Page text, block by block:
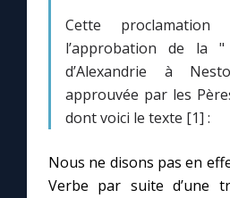
Avec Thérèse de Lisieux
L'Évangile chaque jour
Les premiers samedis du mois
Marie qui défait les nœuds
Cette
l’approbation de la
d’Alexandrie à
approuvée par les
dont voici le texte [1] :
Nous ne disons pas en
Verbe par suite d’une